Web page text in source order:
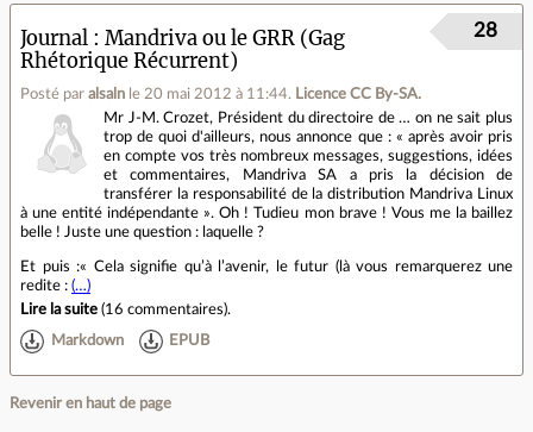
Journal
Mandriva ou le GRR (Gag
Rhétorique Récurrent)
Posté par alsaln le 20 mai 2012 à 11:44. Licence CC By‑SA.
28
Mr J-M. Crozet, Président du directoire de … on ne sait plus
trop de quoi d'ailleurs, nous annonce que : « après avoir pris
en compte vos très nombreux messages, suggestions, idées
et commentaires, Mandriva SA a pris la décision de
transférer la responsabilité de la distribution Mandriva Linux
à une entité indépendante ». Oh ! Tudieu mon brave ! Vous me la baillez
belle ! Juste une question : laquelle ?
Et puis :« Cela signifie qu’à l’avenir, le futur (là vous remarquerez une
redite : (…)
Lire la suite (16 commentaires).
Markdown EPUB
Revenir en haut de page